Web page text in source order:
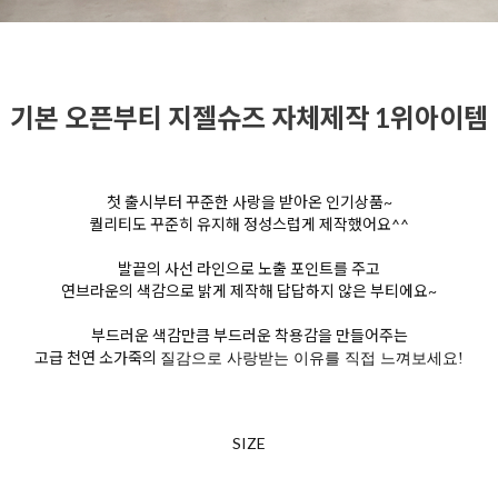
기본 오픈부티 지젤슈즈 자체제작 1위아이템
첫 출시부터 꾸준한 사랑을 받아온 인기상품~
퀄리티도 꾸준히 유지해 정성스럽게 제작했어요^^
발끝의 사선 라인으로 노출 포인트를 주고
연브라운의 색감으로 밝게 제작해 답답하지 않은 부티에요~
부드러운 색감만큼 부드러운 착용감을 만들어주는
고급 천연 소가죽의 질감으로 사랑받는 이유를 직접 느껴보세요!
SIZE